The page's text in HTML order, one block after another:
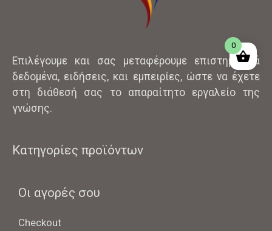
Επιλέγουμε και σας μεταφέρουμε επιστημονικά
δεδομένα, ειδήσεις, και εμπειρίες, ώστε να έχετε
στη διάθεσή σας το απαραίτητο εργαλείο της
γνώσης.
Κατηγορίες προϊόντων
Οι αγορές σου
Checkout
0